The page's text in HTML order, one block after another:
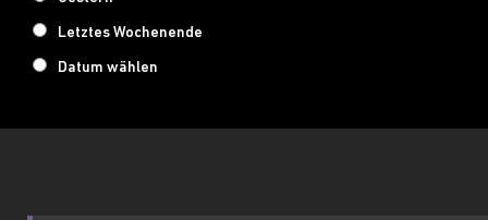
Letztes Wochenende
Datum wählen